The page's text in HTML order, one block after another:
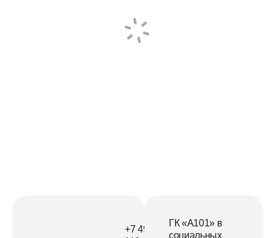
+7 499
ГК «А101» в
социальных